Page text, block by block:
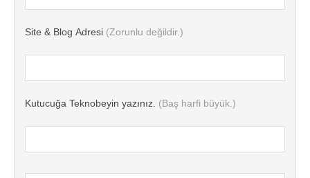
Site & Blog Adresi (Zorunlu değildir.)
Kutucuğa Teknobeyin yazınız. (Baş harfi büyük.)